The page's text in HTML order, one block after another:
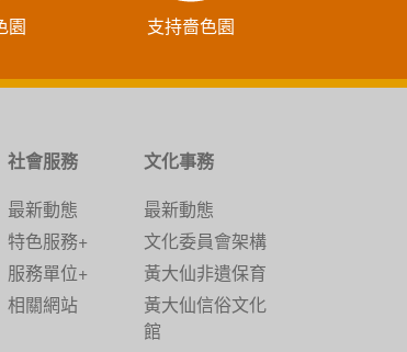
園 支持嗇色園
社會服務
最新動態
特色服務+
服務單位+
相關網站
文化事務
最新動態
文化委員會架構
黃大仙非遺保育
黃大仙信俗文化
館